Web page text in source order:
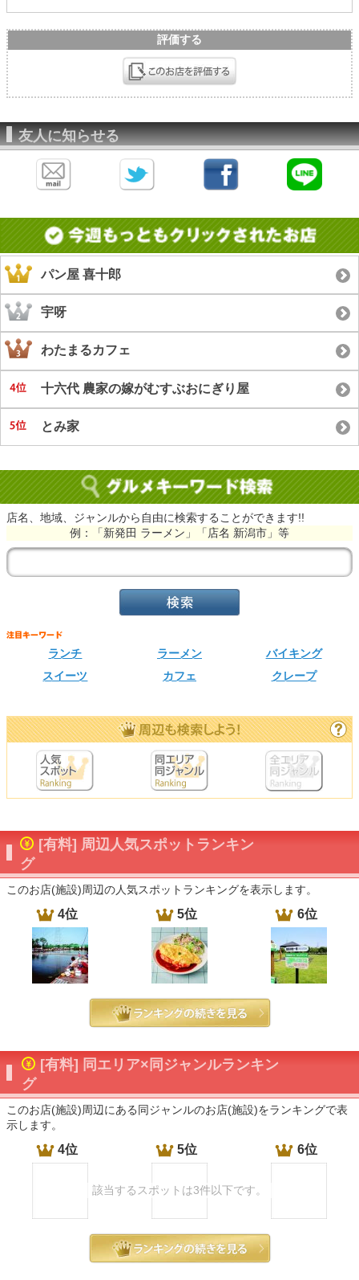
評価する
友人に知らせる
パン屋 喜十郎
宇呀
わたまるカフェ
十六代 農家の嫁がむすぶおにぎり屋
とみ家
店名、地域、ジャンルから自由に検索することができます!!
例：「新発田 ラーメン」「店名 新潟市」等
ランチ ラーメン
バイキング
スイーツ
カフェ クレープ
[有料] 周辺人気スポットランキン
グ
このお店(施設)周辺の人気スポットランキングを表示します。
4位 5位 6位
[有料] 同エリア×同ジャンルランキン
グ
このお店(施設)周辺にある同ジャンルのお店(施設)をランキングで表
示します。
4位 5位 6位
該当するスポットは3件以下です。